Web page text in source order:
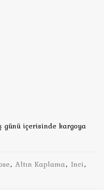
günü içerisinde kargoya
, Altın Kaplama, Inci,